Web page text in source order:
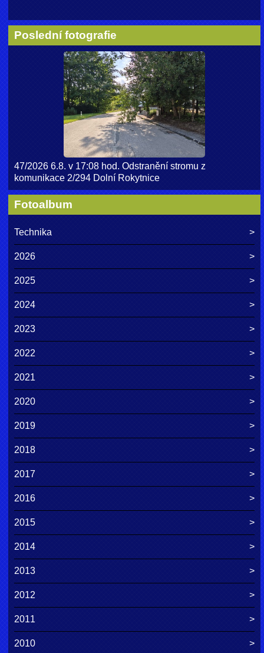
Poslední fotografie
47/2026 6.8. v 17:08 hod. Odstranění stromu z
komunikace 2/294 Dolní Rokytnice
Fotoalbum
Technika
2026
2025
2024
2023
2022
2021
2020
2019
2018
2017
2016
2015
2014
2013
2012
2011
2010